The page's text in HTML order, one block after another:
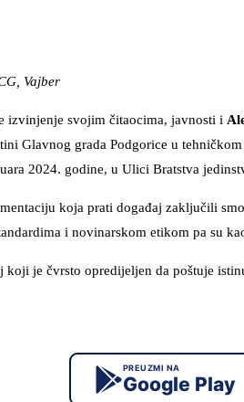
Vajber
izvinjenje svojim čitaocima, javnosti i
Glavnog grada Podgorice u
2024. godine, u Ulici Bratstva
koja prati događaj zaključili
i novinarskom etikom pa su
koji je čvrsto opredijeljen da poštuje
PREUZMI NA
Google Play